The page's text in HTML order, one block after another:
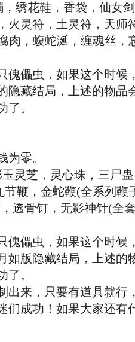
绣花鞋，香袋，仙女
灵符，土灵符，天师
肉，蝮蛇涎，缠魂丝，
儡虫，如果这个时候
隐藏结局，上述的物品
。
零。
灵芝，灵心珠，三尸
鞭，金蛇鞭(全系列鞭
透骨钉，无影神针(全
儡虫，如果这个时候
如版隐藏结局，上述的
。
来，只要有道具就行
们成功！如果大家还有